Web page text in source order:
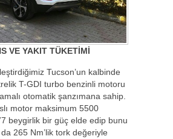
VE YAKIT TÜKETİMİ
Tucson’un kalbinde
T-GDI turbo benzinli motoru
otomatik şanzımana sahip.
motor maksimum 5500
beygirlik bir güç elde edip bunu
265 Nm’lik tork değeriyle